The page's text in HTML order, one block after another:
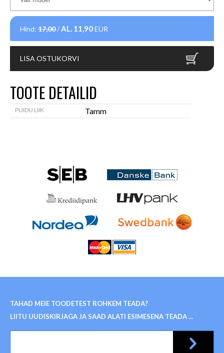
Hind: 17,00/AL. 11,90EUR
LISA OSTUKORVI
TOOTE DETAILID
PUIDU LIIK Tamm
TAHAD MEIE TOODETEST ROHKEM TEADA?
LIITU UUDISKIRJAGA JA SAAD ALATI ESIMESENA TEADA ...